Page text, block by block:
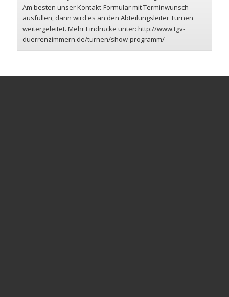
Am besten unser Kontakt-Formular mit Terminwunsch
ausfüllen, dann wird es an den Abteilungsleiter Turnen
weitergeleitet. Mehr Eindrücke unter: http://www.tgv-
duerrenzimmern.de/turnen/show-programm/